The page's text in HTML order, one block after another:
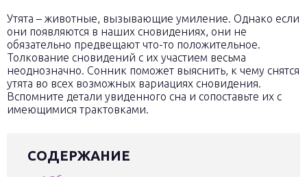
Утята – животные, вызывающие умиление. Однако если
они появляются в наших сновидениях, они не
обязательно предвещают что-то положительное.
Толкование сновидений с их участием весьма
неоднозначно. Сонник поможет выяснить, к чему снятся
утята во всех возможных вариациях сновидения.
Вспомните детали увиденного сна и сопоставьте их с
имеющимися трактовками.
СОДЕРЖАНИЕ